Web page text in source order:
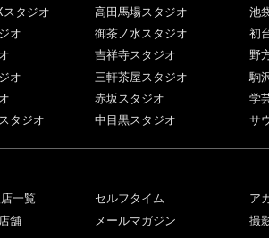
スタジオ
高田馬場スタジオ
池
オ
御茶ノ水スタジオ
初
吉祥寺スタジオ
野
オ
三軒茶屋スタジオ
駒
赤坂スタジオ
学
タジオ
中目黒スタジオ サ
一覧 セルフタイム
ア
舗
メールマガジン 撮